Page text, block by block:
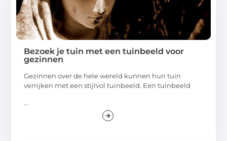
Bezoek je tuin met een tuinbeeld voor
gezinnen
Gezinnen over de hele wereld kunnen hun tuin
verrijken met een stijlvol tuinbeeld. Een tuinbeeld
...